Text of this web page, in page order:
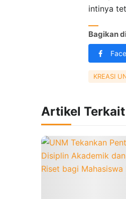
intinya
Bagikan
KREASI
Artikel Terkait